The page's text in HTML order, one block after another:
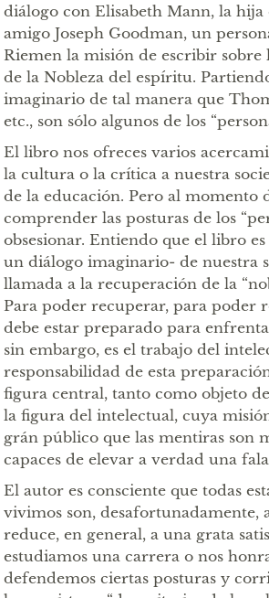
diálogo con Elisabeth Mann, la
amigo Joseph Goodman, un
Riemen la misión de escribir
de la Nobleza del espíritu.
imaginario de tal manera que
etc., son sólo algunos de los
El libro nos ofreces varios
la cultura o la crítica a nuestra
de la educación. Pero al momento
comprender las posturas de los
obsesionar. Entiendo que el libro
un diálogo imaginario- de nuestra
llamada a la recuperación de la
Para poder recuperar, para poder
debe estar preparado para
sin embargo, es el trabajo del
responsabilidad de esta
figura central, tanto como objeto
la figura del intelectual, cuya
grán público que las mentiras son
capaces de elevar a verdad una
El autor es consciente que todas
vivimos son, desafortunadamente,
reduce, en general, a una grata
estudiamos una carrera o nos
defendemos ciertas posturas y